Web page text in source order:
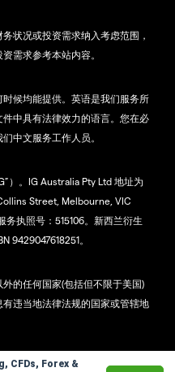
CFDs, Forex &
状况或投资需求纳入考虑范围，
需求参考本站内容。
候均能提供。英语是我们服务所
中具有法律效力的语言。您在必
中文服务工作人员。
）。IG Australia Pty Ltd 地址为
Street, Melbourne, VIC
务执照号：515106。新西兰衍生
9429047618251。
的任何国家(包括但不限于美国)
违当地法律法规的国家或管辖地